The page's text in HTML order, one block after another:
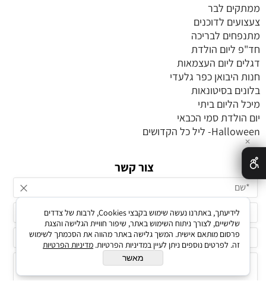
ממתקים לבר
צעצועים לדוכנים
מתנפחים לבריכה
חד"פ ליום הולדת
דגלים ליום העצמאות
חנות היבואן כפר גלעדי
בלונים בסיטונאות
מיכל הליום ביתי
יום הולדת סמי הכבאי
Halloween- ליל כל הקדושים
צור קשר
✕
לידיעתך, באתרנו נעשה שימוש בקבצי Cookies, לרבות של צדדים
שלישיים, לצורך ניתוח השימוש באתר, שיפור חוויית הגלישה והצגת
פרסום מותאם אישית. המשך גלישה באתר מהווה את הסכמתך לשימוש
זה. לפרטים נוספים ניתן לעיין במדיניות הפרטיות. מדיניות הפרטיות
מאשר